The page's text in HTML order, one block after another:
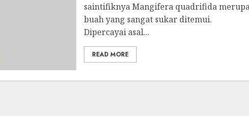
saintifiknya Mangifera quadrifida
buah yang sangat sukar ditemui.
Dipercayai asal...
READ MORE